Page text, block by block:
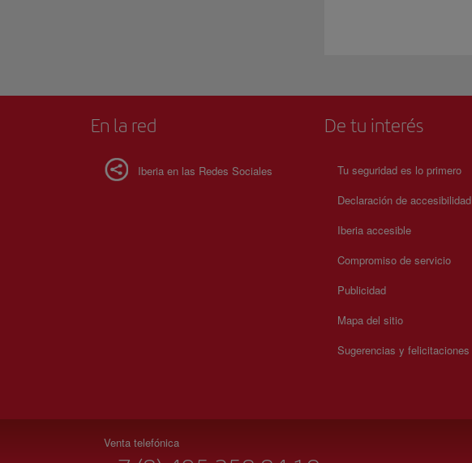
En la red
Iberia en las Redes Sociales
De tu interés
Tu seguridad es lo primero
Declaración de accesibilidad
Iberia accesible
Compromiso de servicio
Publicidad
Mapa del sitio
Sugerencias y felicitaciones
Venta telefónica